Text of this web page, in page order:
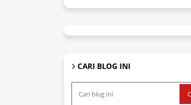
CARI BLOG INI